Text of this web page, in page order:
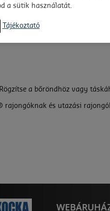
Ajánlott életkor
rendelkezik.
a bőröndhöz vagy
rajongóknak és utazási
a sütik használatát.
Tájékoztató